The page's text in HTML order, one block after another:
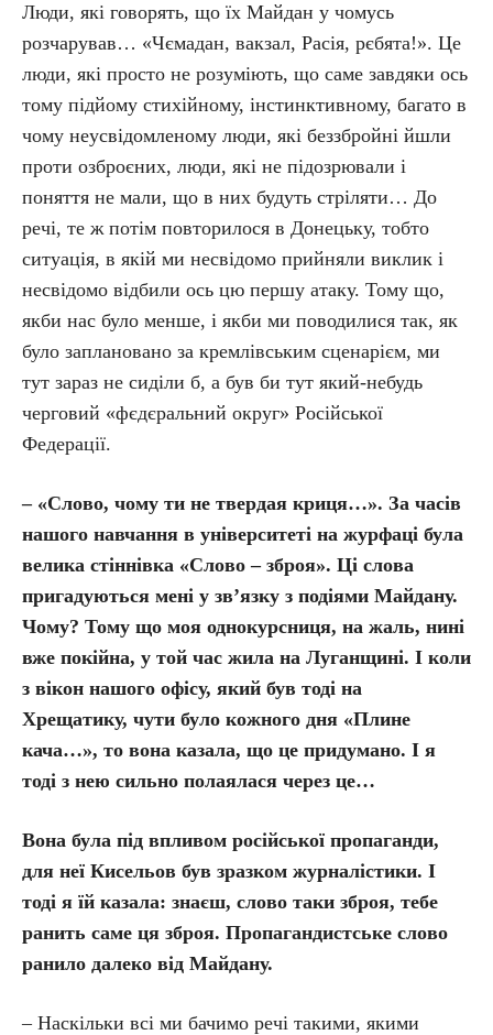
Люди, які говорять, що їх Майдан у чомусь
розчарував… «Чємадан, вакзал, Расія, рєбята!». Це
люди, які просто не розуміють, що саме завдяки ось
тому підйому стихійному, інстинктивному, багато в
чому неусвідомленому люди, які беззбройні йшли
проти озброєних, люди, які не підозрювали і
поняття не мали, що в них будуть стріляти… До
речі, те ж потім повторилося в Донецьку, тобто
ситуація, в якій ми несвідомо прийняли виклик і
несвідомо відбили ось цю першу атаку. Тому що,
якби нас було менше, і якби ми поводилися так, як
було заплановано за кремлівським сценарієм, ми
тут зараз не сиділи б, а був би тут який-небудь
черговий «фєдєральний округ» Російської
Федерації.
– «Слово, чому ти не твердая криця…». За часів
нашого навчання в університеті на журфаці була
велика стіннівка «Слово – зброя». Ці слова
пригадуються мені у зв’язку з подіями Майдану.
Чому? Тому що моя однокурсниця, на жаль, нині
вже покійна, у той час жила на Луганщині. І коли
з вікон нашого офісу, який був тоді на
Хрещатику, чути було кожного дня «Плине
кача…», то вона казала, що це придумано. І я
тоді з нею сильно полаялася через це…
Вона була під впливом російської пропаганди,
для неї Кисельов був зразком журналістики. І
тоді я їй казала: знаєш, слово таки зброя, тебе
ранить саме ця зброя. Пропагандистське слово
ранило далеко від Майдану.
– Наскільки всі ми бачимо речі такими, якими